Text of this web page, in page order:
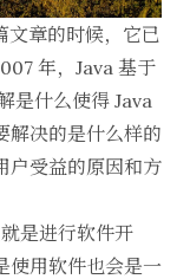
文章的时候，它已
年，Java 基于
是什么使得 Java
解决的是什么样的
户受益的原因和方
是进行软件开
使用软件也会是一